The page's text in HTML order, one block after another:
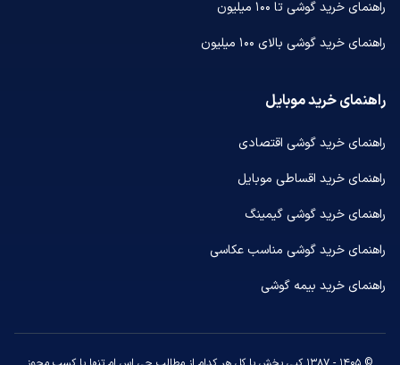
راهنمای خرید گوشی تا ۱۰۰ میلیون
راهنمای خرید گوشی بالای ۱۰۰ میلیون
راهنمای خرید موبایل
راهنمای خرید گوشی اقتصادی
راهنمای خرید اقساطی موبایل
راهنمای خرید گوشی گیمینگ
راهنمای خرید گوشی مناسب عکاسی
راهنمای خرید بیمه گوشی